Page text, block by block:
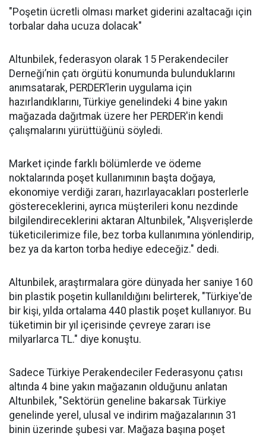
"Poşetin ücretli olması market giderini azaltacağı için
torbalar daha ucuza dolacak"
Altunbilek, federasyon olarak 15 Perakendeciler
Derneği’nin çatı örgütü konumunda bulunduklarını
anımsatarak, PERDER’lerin uygulama için
hazırlandıklarını, Türkiye genelindeki 4 bine yakın
mağazada dağıtmak üzere her PERDER'in kendi
çalışmalarını yürüttüğünü söyledi.
Market içinde farklı bölümlerde ve ödeme
noktalarında poşet kullanımının başta doğaya,
ekonomiye verdiği zararı, hazırlayacakları posterlerle
göstereceklerini, ayrıca müşterileri konu nezdinde
bilgilendireceklerini aktaran Altunbilek, "Alışverişlerde
tüketicilerimize file, bez torba kullanımına yönlendirip,
bez ya da karton torba hediye edeceğiz." dedi.
Altunbilek, araştırmalara göre dünyada her saniye 160
bin plastik poşetin kullanıldığını belirterek, "Türkiye'de
bir kişi, yılda ortalama 440 plastik poşet kullanıyor. Bu
tüketimin bir yıl içerisinde çevreye zararı ise
milyarlarca TL." diye konuştu.
Sadece Türkiye Perakendeciler Federasyonu çatısı
altında 4 bine yakın mağazanın olduğunu anlatan
Altunbilek, "Sektörün geneline bakarsak Türkiye
genelinde yerel, ulusal ve indirim mağazalarının 31
binin üzerinde şubesi var. Mağaza başına poşet